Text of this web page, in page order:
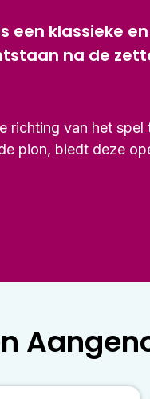
een klassieke en
na de
richting van het spel
pion, biedt deze